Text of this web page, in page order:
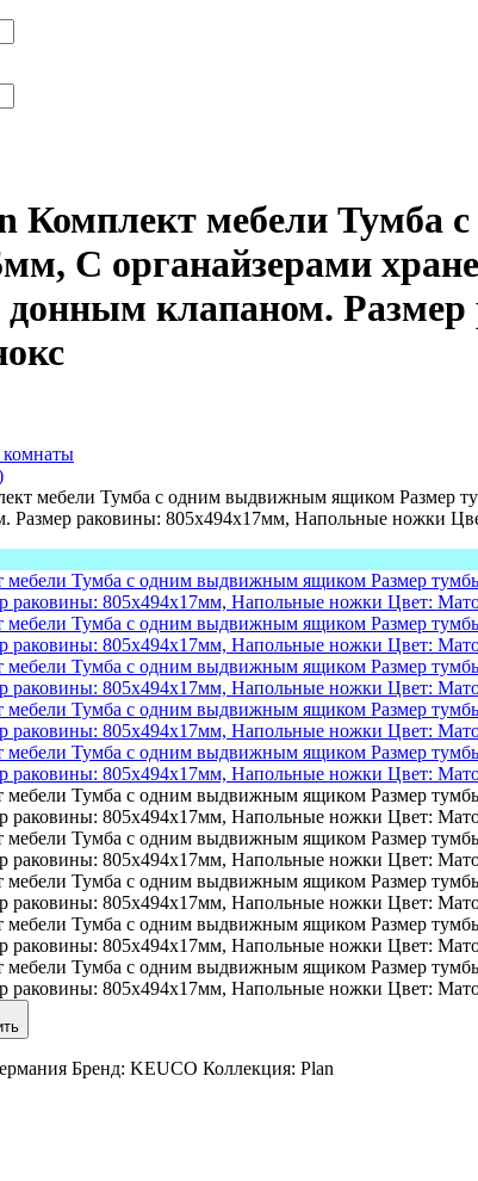
Комплект мебели
С органайзерами
донным клапаном.
комнаты
мебели Тумба с одним выдвижным ящиком Размер
Размер раковины: 805х494х17мм, Напольные ножки
Бренд: KEUCO Коллекция: Plan